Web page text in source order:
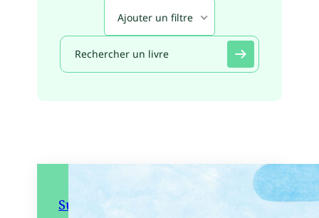
Ajouter un filtre
Suis du doigt la baleine